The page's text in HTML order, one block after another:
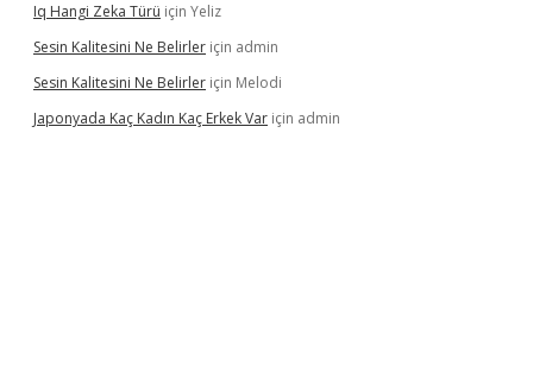
Iq Hangi Zeka Türü için Yeliz
Sesin Kalitesini Ne Belirler için admin
Sesin Kalitesini Ne Belirler için Melodi
Japonyada Kaç Kadın Kaç Erkek Var için admin